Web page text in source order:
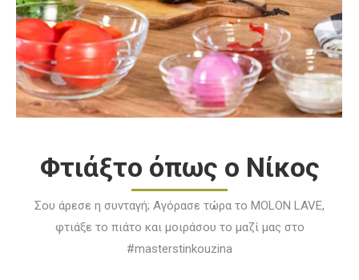
Φτιάξτο όπως ο Νίκος
Σου άρεσε η συνταγή; Αγόρασε τώρα το MOLON LAVE,
φτιάξε το πιάτο και μοιράσου το μαζί μας στο
#masterstinkouzina